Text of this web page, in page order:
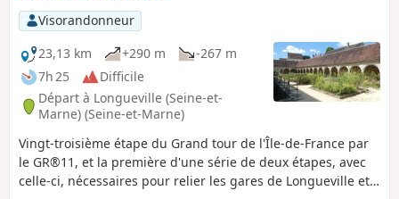
Visorandonneur
23,13 km
+290 m
-267 m
7h 25
Difficile
Départ à Longueville (Seine-et-
Marne) (Seine-et-Marne)
Vingt-troisième étape du Grand tour de l'Île-de-France par
le GR®11, et la première d'une série de deux étapes, avec
celle-ci, nécessaires pour relier les gares de Longueville et